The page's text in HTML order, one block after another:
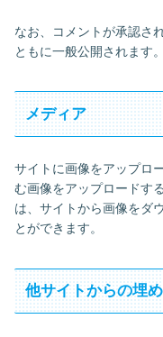
なお、コメントが承認さ
ともに一般公開されます。
メディア
サイトに画像をアップロ
む画像をアップロードす
は、サイトから画像をダ
とができます。
他サイトからの埋